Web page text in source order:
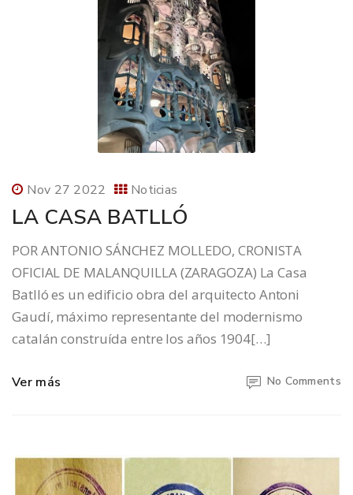
Nov 27 2022 Noticias
LA CASA BATLLÓ
POR ANTONIO SÁNCHEZ MOLLEDO, CRONISTA
OFICIAL DE MALANQUILLA (ZARAGOZA) La Casa
Batlló es un edificio obra del arquitecto Antoni
Gaudí, máximo representante del modernismo
catalán construída entre los años 1904[…]
Ver más No Comments